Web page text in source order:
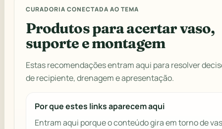
CURADORIA CONECTADA AO TEMA
Produtos para acertar vaso,
suporte e montagem
Estas recomendações entram aqui para resolver
de recipiente, drenagem e apresentação.
Por que estes links aparecem aqui
Entram aqui porque o conteúdo gira em torno de